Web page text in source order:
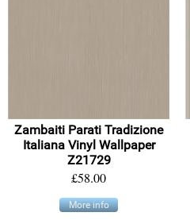
Zambaiti Parati Tradizione
Italiana Vinyl Wallpaper
Z21729
£58.00
More info